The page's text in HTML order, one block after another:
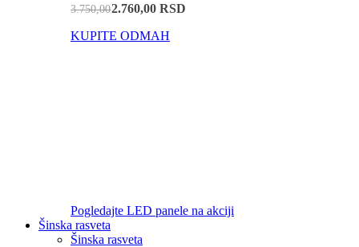
3.750,002.760,00 RSD
KUPITE ODMAH
Pogledajte LED panele na akciji
Šinska rasveta
Šinska rasveta